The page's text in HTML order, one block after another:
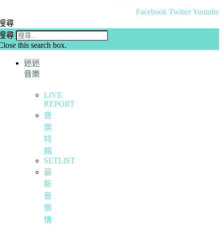
Facebook TwitterYoutube
尋
尋
this search box.
迷迷
音樂
LIVE
REPORT
音
樂
特
輯
SETLIST
最
新
音
樂
情